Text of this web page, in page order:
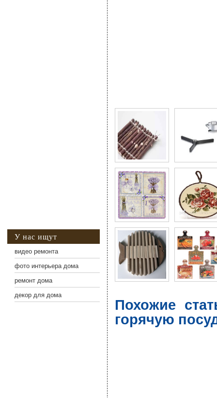
Похожие
горячую
У нас ищут
видео ремонта
фото интерьера дома
ремонт дома
декор для дома